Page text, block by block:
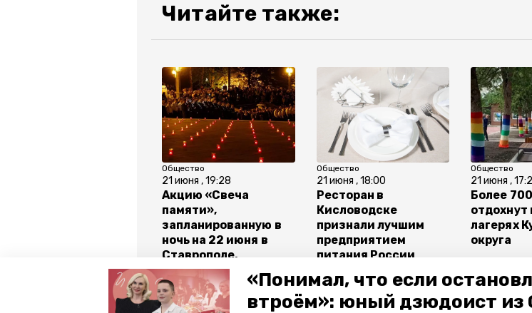
«Понимал, что если
втроём»: юный дзюдоист из
Читайте также:
Общество
21 июня , 19:28
Акцию «Свеча
памяти»,
запланированную в
ночь на 22 июня в
Ставрополе,
отменили
Общество
21 июня , 18:00
Ресторан в
Кисловодске
признали лучшим
предприятием
питания России
Общество
21 июня ,
Более
отдохнут
лагерях
округа
Все новости